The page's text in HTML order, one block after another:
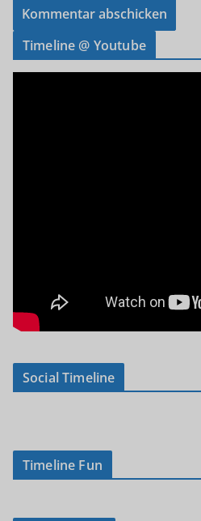
Timeline @ Youtube
Social Timeline
Timeline Fun